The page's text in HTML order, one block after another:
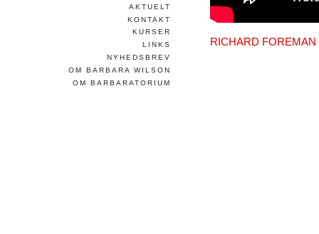
RICHARD FOREMAN
AKTUELT
KONTAKT
KURSER
LINKS
NYHEDSBREV
OM BARBARA WILSON
OM BARBARATORIUM